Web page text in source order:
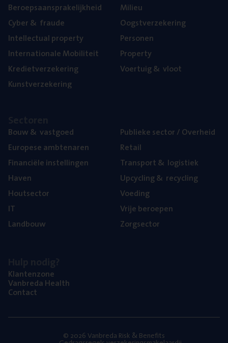
Beroeps­aan­spra­ke­lijk­heid
Cyber& fraude
Intel­lec­tu­al property
Inter­na­ti­o­na­le Mobiliteit
Kre­diet­ver­ze­ke­ring
Kunst­ver­ze­ke­ring
Mili­eu
Oogst­ver­ze­ke­ring
Per­so­nen
Pro­per­ty
Voer­tuig& vloot
Bouw& vastgoed
Euro­pe­se ambtenaren
Finan­ci­ë­le instellingen
Haven
Hout­sec­tor
IT
Land­bouw
Publie­ke sec­tor / Overheid
Retail
Trans­port& logistiek
Upcy­cling& recycling
Voe­ding
Vrije beroe­pen
Zorg­sec­tor
Klan­ten­zo­ne
Van­b­re­da Health
Con­tact
© 2026 Vanbreda Risk & Benefits